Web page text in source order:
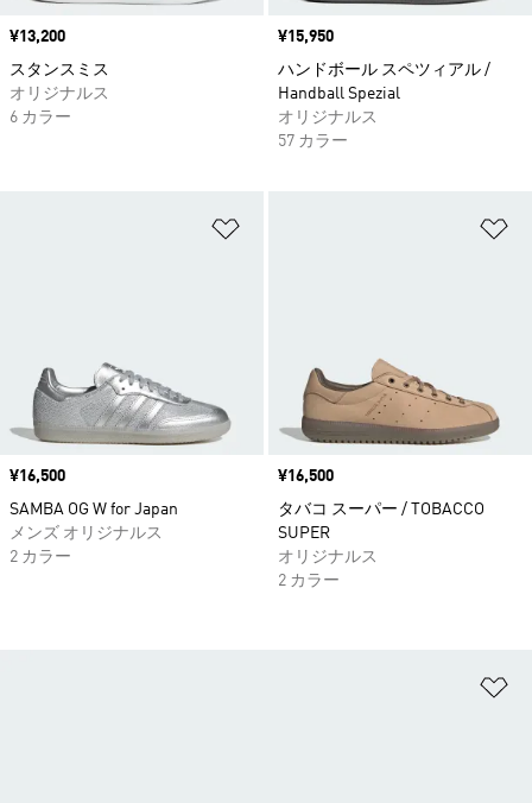
価格
¥13,200
スタンスミス
オリジナルス
6 カラー
価格
¥15,950
ハンドボール スペツィアル /
Handball Spezial
オリジナルス
57 カラー
価格
¥16,500
SAMBA OG W for Japan
メンズ オリジナルス
2 カラー
価格
¥16,500
タバコ スーパー / TOBACCO
SUPER
オリジナルス
2 カラー